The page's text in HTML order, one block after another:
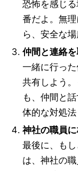
恐怖を感じ
番だよ。無
ら、安全な場
仲間と連絡を
一緒に行っ
共有しよう
も、仲間と
体的な対処法
神社の職員
最後に、も
は、神社の